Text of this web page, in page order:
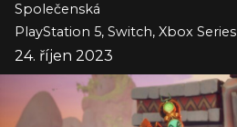
Společenská
PlayStation 5, Switch, Xbox Series
24. říjen 2023